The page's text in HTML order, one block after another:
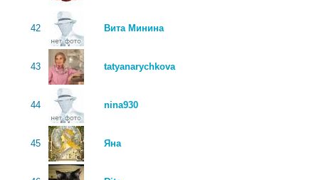
42 Вита Минина
43 tatyanarychkova
44 nina930
45 Яна